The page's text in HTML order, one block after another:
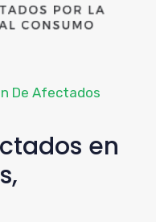
De Afectados
en